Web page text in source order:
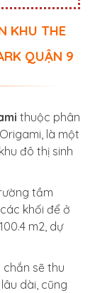
KHU THE
QUẬN 9
thuộc phân
là một
đô thị sinh
tầm
khối để ở
m2, dự
sẽ thu
dài, cũng